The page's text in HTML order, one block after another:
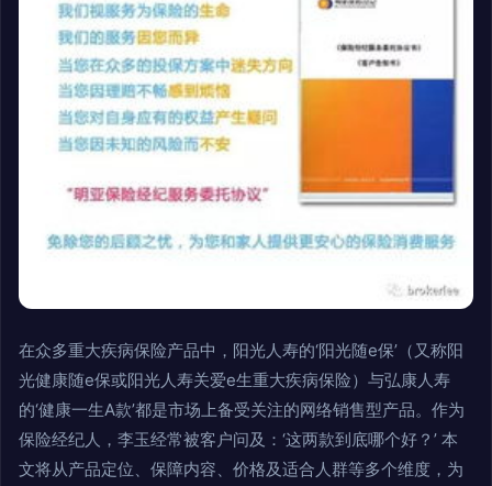
在众多重大疾病保险产品中，阳光人寿的‘阳光随e保’（又称阳
光健康随e保或阳光人寿关爱e生重大疾病保险）与弘康人寿
的‘健康一生A款’都是市场上备受关注的网络销售型产品。作为
保险经纪人，李玉经常被客户问及：‘这两款到底哪个好？’ 本
文将从产品定位、保障内容、价格及适合人群等多个维度，为